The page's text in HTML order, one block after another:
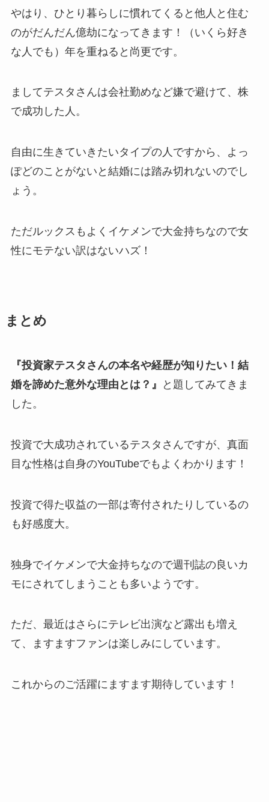
やはり、ひとり暮らしに慣れてくると他人と住む
のがだんだん億劫になってきます！（いくら好き
な人でも）年を重ねると尚更です。
ましてテスタさんは会社勤めなど嫌で避けて、株
で成功した人。
自由に生きていきたいタイプの人ですから、よっ
ぽどのことがないと結婚には踏み切れないのでし
ょう。
ただルックスもよくイケメンで大金持ちなので女
性にモテない訳はないハズ！
まとめ
『投資家テスタさんの本名や経歴が知りたい！結
婚を諦めた意外な理由とは？』
と題してみてきま
した。
投資で大成功されているテスタさんですが、真面
目な性格は自身のYouTubeでもよくわかります！
投資で得た収益の一部は寄付されたりしているの
も好感度大。
独身でイケメンで大金持ちなので週刊誌の良いカ
モにされてしまうことも多いようです。
ただ、最近はさらにテレビ出演など露出も増え
て、ますますファンは楽しみにしています。
これからのご活躍にますます期待しています！